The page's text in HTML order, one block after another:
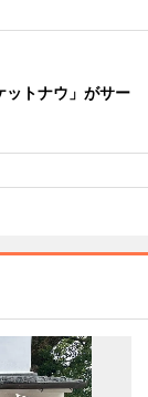
ットナウ」がサー